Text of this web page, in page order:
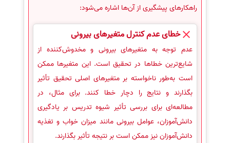
راهکارهای پیشگیری از آن‌ها اشاره می‌شود:
خطای عدم کنترل متغیرهای بیرونی
عدم توجه به متغیرهای بیرونی و مخدوش‌کننده از
شایع‌ترین خطاها در تحقیق است. این متغیرها ممکن
است به‌طور ناخواسته بر متغیرهای اصلی تحقیق تأثیر
بگذارند و نتایج را دچار خطا کنند. برای مثال، در
مطالعه‌ای برای بررسی تأثیر شیوه تدریس بر یادگیری
دانش‌آموزان، عوامل بیرونی مانند میزان خواب و تغذیه
دانش‌آموزان نیز ممکن است بر نتیجه تأثیر بگذارند.